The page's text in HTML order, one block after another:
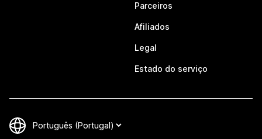
Parceiros
Afiliados
Legal
Estado do serviço